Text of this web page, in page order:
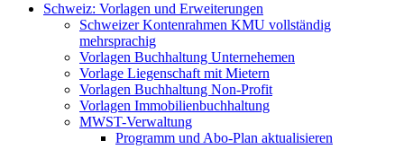
Schweiz: Vorlagen und Erweiterungen
Schweizer Kontenrahmen KMU vollständig
mehrsprachig
Vorlagen Buchhaltung Unternehemen
Vorlage Liegenschaft mit Mietern
Vorlagen Buchhaltung Non-Profit
Vorlagen Immobilienbuchhaltung
MWST-Verwaltung
Programm und Abo-Plan aktualisieren